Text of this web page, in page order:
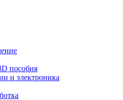
пособия
и электроника